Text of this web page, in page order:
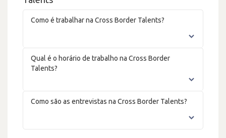
Como é trabalhar na Cross Border Talents?
Qual é o horário de trabalho na Cross Border
Talents?
Como são as entrevistas na Cross Border Talents?